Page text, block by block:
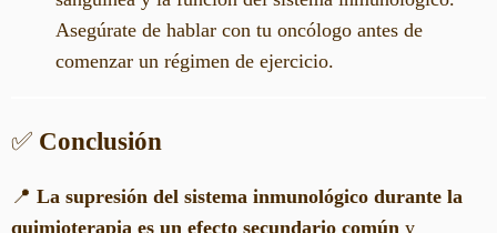
Asegúrate de hablar con tu oncólogo antes de
comenzar un régimen de ejercicio.
✅ Conclusión
📍 La supresión del sistema inmunológico durante la
quimioterapia es un efecto secundario común y